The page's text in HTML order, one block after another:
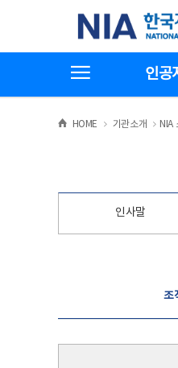
기
한국지능정보사회진흥
인공
HOME >
기관소개 >NIA
인사말
조